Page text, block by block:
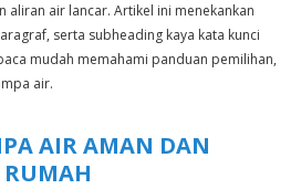
aliran air lancar. Artikel ini menekankan
serta subheading kaya kata kunci
mudah memahami panduan pemilihan,
air.
AIR AMAN DAN
RUMAH